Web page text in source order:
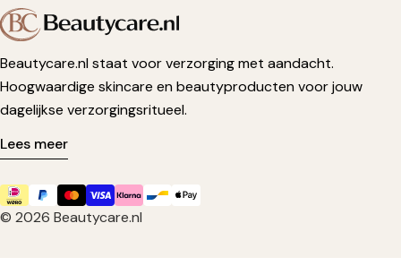
Beautycare.nl staat voor verzorging met aandacht.
Hoogwaardige skincare en beautyproducten voor jouw
dagelijkse verzorgingsritueel.
Lees meer
© 2026 Beautycare.nl
Betaalmethoden